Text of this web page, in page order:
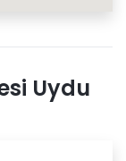
Uydu